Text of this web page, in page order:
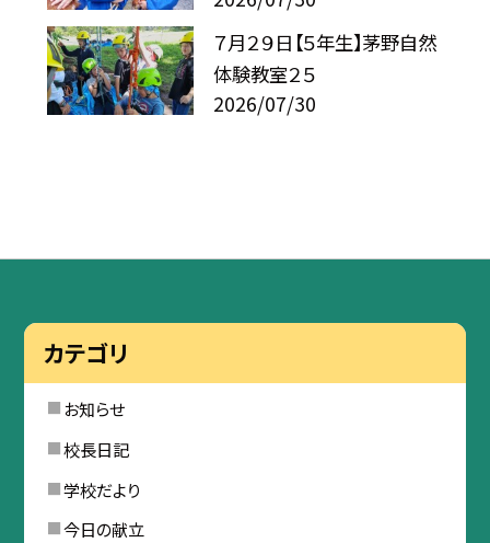
７月２９日【５年生】茅野自然
体験教室２５
2026/07/30
カテゴリ
お知らせ
校長日記
学校だより
今日の献立